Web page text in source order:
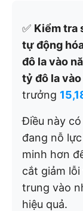
✅ Kiểm tra
tự động
đô la vào
tỷ đô la
trưởng
Điều này
đang nỗ
minh hơn
cắt giảm
trung vào
hiệu quả.